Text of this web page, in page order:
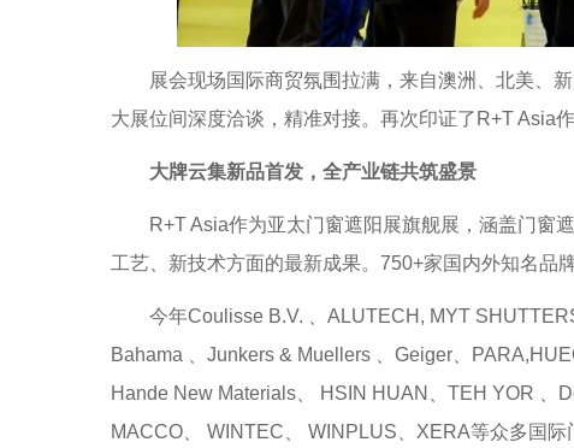
展会现场国际商贸氛围拉满，来自澳洲、北美、新
大展位间深度洽谈，精准对接。再次印证了R+T Asia
大牌云集新品首发，全产业链共筑盛景
R+T Asia作为亚太门窗遮阳展旗舰展，涵盖门窗
工艺、新技术方面的最新成果。750+家国内外知名品
今年Coulisse B.V. 、ALUTECH, MYT
Bahama 、Junkers & Muellers 、Geiger、
Hande New Materials、 HSIN HUAN、TEH YOR 、
MACCO、 WINTEC、 WINPLUS、XERA等众多国